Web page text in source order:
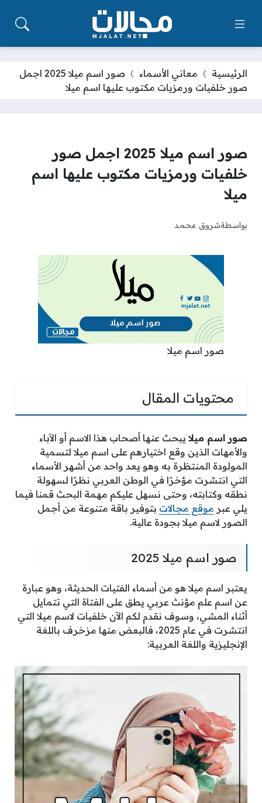
الرئيسية معاني الأسماء
صور اسم ميلا 2025 اجمل
صور خلفيات ورمزيات مكتوب عليها اسم ميلا
صور اسم ميلا 2025 اجمل صور
خلفيات ورمزيات مكتوب عليها اسم
ميلا
بواسطةشروق محمد
صور اسم ميلا
محتويات المقال
صور اسم ميلا يبحث عنها أصحاب هذا الاسم أو الآباء
والأمهات الذين وقع اختيارهم على اسم ميلا لتسمية
المولودة المنتظرة به وهو يعد واحد من أشهر الأسماء
التي انتشرت مؤخرًا في الوطن العربي نظرًا لسهولة
نطقه وكتابته، وحتى نسهل عليكم مهمة البحث قمنا فيما
يلي عبر موقع مجالات بتوفير باقة متنوعة من أجمل
الصور لاسم ميلا بجودة عالية.
صور اسم ميلا 2025
يعتبر اسم ميلا هو من أسماء الفتيات الحديثة، وهو عبارة
عن اسم علم مؤنث عربي يطق على الفتاة التي تتمايل
أثناء المشي، وسوف نقدم لكم الآن خلفيات لاسم ميلا التي
انتشرت في عام 2025، فالبعض منها مزخرف باللغة
الإنجليزية واللغة العربية: